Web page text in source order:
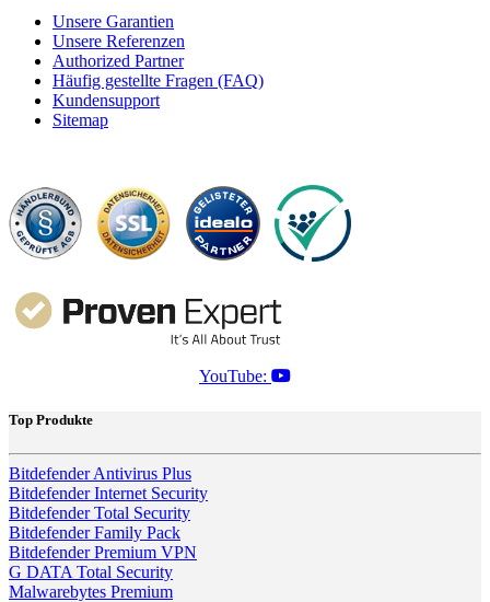
Unsere Garantien
Unsere Referenzen
Authorized Partner
Häufig gestellte Fragen (FAQ)
Kundensupport
Sitemap
YouTube:
Top Produkte
Bitdefender Antivirus Plus
Bitdefender Internet Security
Bitdefender Total Security
Bitdefender Family Pack
Bitdefender Premium VPN
G DATA Total Security
Malwarebytes Premium